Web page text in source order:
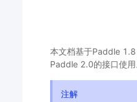
本文档基于Paddle
Paddle 2.0的接口使
注解